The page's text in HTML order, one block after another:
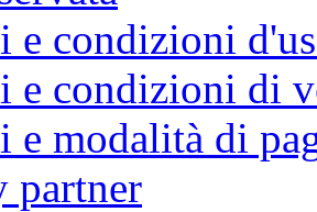
e condizioni
e condizioni di
e modalità di
partner